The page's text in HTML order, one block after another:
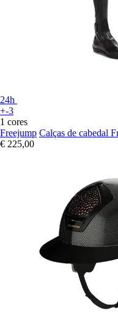
24h
+-3
1 cores
Freejump Calças de cabedal
€ 225,00